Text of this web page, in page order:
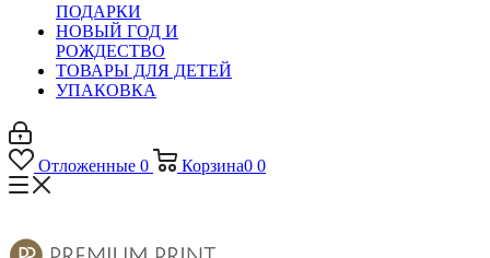
ПОДАРКИ
НОВЫЙ ГОД И
РОЖДЕСТВО
ТОВАРЫ ДЛЯ ДЕТЕЙ
УПАКОВКА
Отложенные 0 Корзина0 0